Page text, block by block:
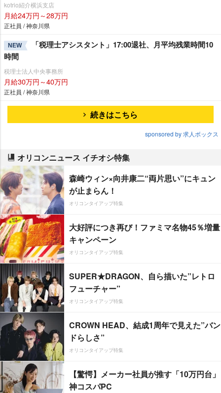
kotrio紹介横浜支店
月給24万円～28万円
正社員 / 神奈川県
NEW
「税理士アシスタント」17:00退社、月平均残業時間10
時間
税理士法人中央事務所
月給30万円～40万円
正社員 / 神奈川県
続きはこちら
sponsored by 求人ボックス
オリコンニュース イチオシ特集
森崎ウィン×向井康二“両片思い”にキュン
が止まらん！
オリコンタイアップ特集
大好評につき再び！ファミマ名物45％増量
キャンペーン
オリコンタイアップ特集
SUPER★DRAGON、自ら描いた”レトロ
フューチャー”
オリコンタイアップ特集
CROWN HEAD、結成1周年で見えた”バン
ドらしさ”
オリコンタイアップ特集
【驚愕】メーカー社員が推す「10万円台」
神コスパPC